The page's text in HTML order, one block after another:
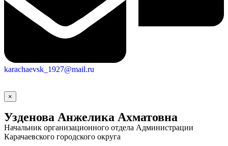
karachaevsk_1927@mail.ru
×
Узденова Анжелика Ахматовна
Начальник организационного отдела Администрации
Карачаевского городского округа